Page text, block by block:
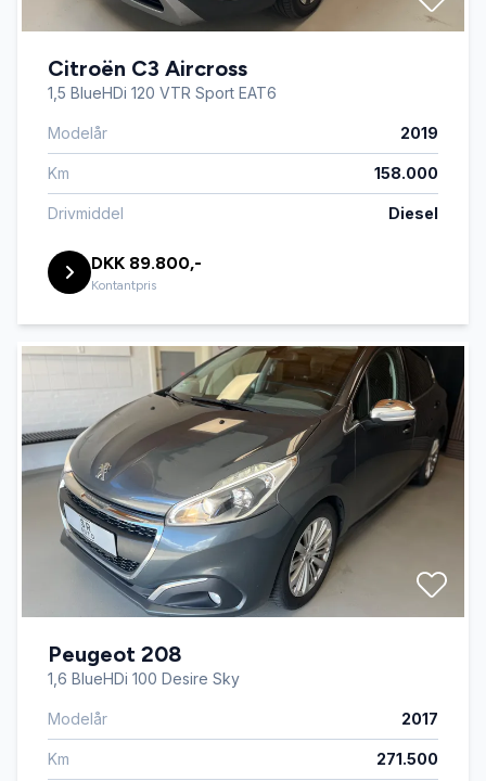
Citroën C3 Aircross
1,5 BlueHDi 120 VTR Sport EAT6
Modelår 2019
Km 158.000
Drivmiddel Diesel
DKK 89.800,-
Kontantpris
Peugeot 208
1,6 BlueHDi 100 Desire Sky
Modelår 2017
Km 271.500